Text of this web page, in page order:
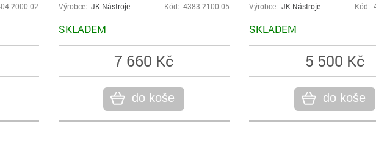
2000-02 Výrobce: JK Nástroje Kód: 4383-2100-05
SKLADEM
7 660 Kč
do koše
Výrobce: JK Nástroje Kód:
SKLADEM
5 500 Kč
do koše